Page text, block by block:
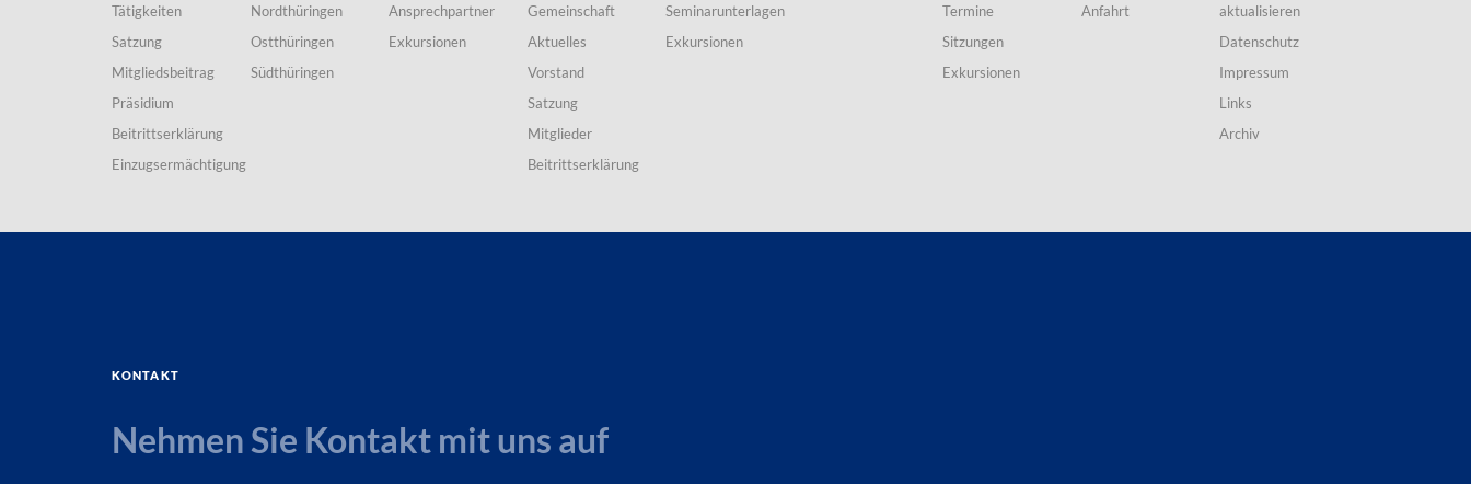
Tätigkeiten
Satzung
Mitgliedsbeitrag
Präsidium
Beitrittserklärung
Einzugsermächtigung
Nordthüringen
Ostthüringen
Südthüringen
Ansprechpartner
Exkursionen
Gemeinschaft
Aktuelles
Vorstand
Satzung
Mitglieder
Beitrittserklärung
Seminarunterlagen
Exkursionen
Termine
Sitzungen
Exkursionen
Anfahrt
aktualisieren
Datenschutz
Impressum
Links
Archiv
Kontakt
Nehmen Sie Kontakt mit uns auf